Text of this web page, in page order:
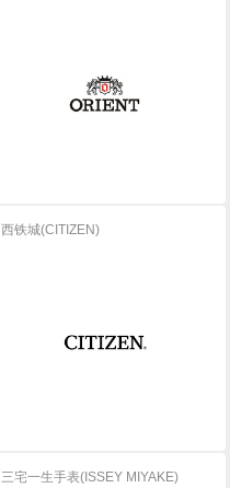
西铁城(CITIZEN)
三宅一生手表(ISSEY MIYAKE)